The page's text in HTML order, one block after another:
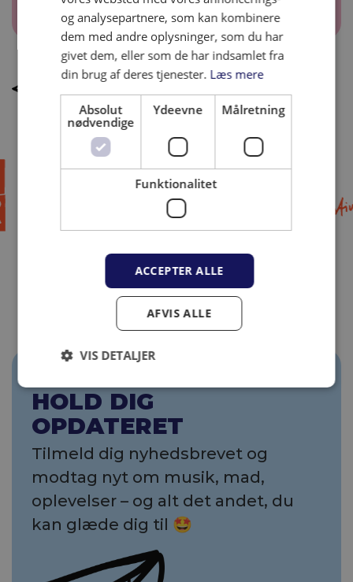
HOLD DIG
OPDATERET
Tilmeld dig nyhedsbrevet og
modtag nyt om musik, mad,
oplevelser – og alt det andet, du
kan glæde dig til 🤩
og analysepartnere, som kan kombinere
dem med andre oplysninger, som du har
givet dem, eller som de har indsamlet fra
din brug af deres tjenester. Læs mere
Absolut
nødvendige
Ydeevne Målretning
Funktionalitet
ACCEPTER ALLE
AFVIS ALLE
VIS DETALJER